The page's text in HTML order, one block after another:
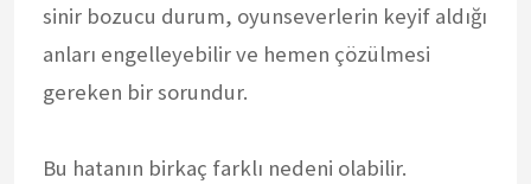
sinir bozucu durum, oyunseverlerin keyif aldığı
anları engelleyebilir ve hemen çözülmesi
gereken bir sorundur.
Bu hatanın birkaç farklı nedeni olabilir.